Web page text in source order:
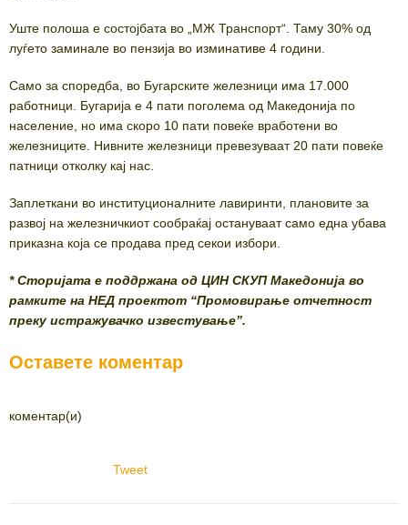
Уште полоша е состојбата во „МЖ Транспорт“. Таму 30% од
луѓето заминале во пензија во изминативе 4 години.
Само за споредба, во Бугарските железници има 17.000
работници. Бугарија е 4 пати поголема од Македонија по
население, но има скоро 10 пати повеќе вработени во
железниците. Нивните железници превезуваат 20 пати повеќе
патници отколку кај нас.
Заплеткани во институционалните лавиринти, плановите за
развој на железничкиот сообраќај остануваат само една убава
приказна која се продава пред секои избори.
* Сторијата е поддржана од ЦИН СКУП Македонија во
рамките на НЕД проектот “Промовирање отчетност
преку истражувачко известување”.
Оставете коментар
коментар(и)
Tweet